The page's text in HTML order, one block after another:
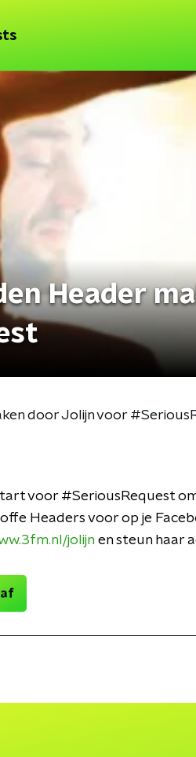
Header
door Jolijn voor
voor #SeriousRequest
Headers voor op je
jolijn en steun haar